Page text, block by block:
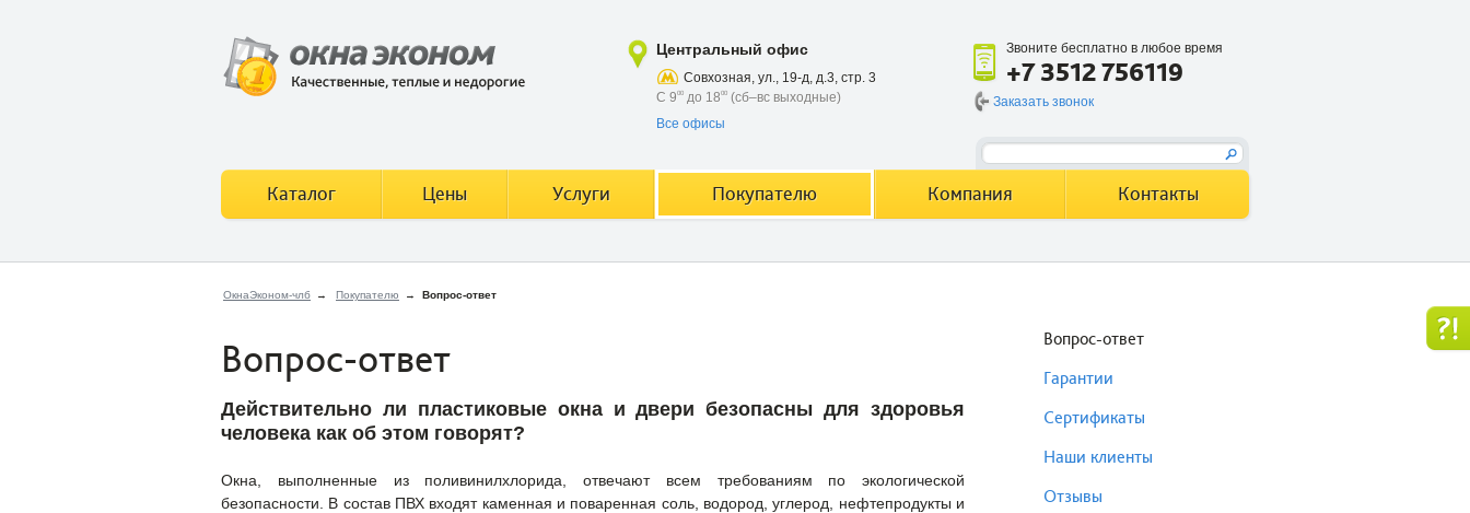
ОкнаЭконом-члб → Покупателю → Вопрос-ответ
Вопрос-ответ
Действительно ли пластиковые окна и двери безопасны для здоровья
человека как об этом говорят?
Окна, выполненные из поливинилхлорида, отвечают всем требованиям по экологической
безопасности. В состав ПВХ входят каменная и поваренная соль, водород, углерод, нефтепродукты и
Вопрос-ответ
Гарантии
Сертификаты
Наши клиенты
Отзывы
Центральный офис
Совхозная, ул., 19-д, д.3, стр. 3
С 900 до 1800 (сб–вс выходные)
Все офисы
Звоните бесплатно в любое время
+7 3512 756119
Заказать звонок
Каталог Цены Услуги Покупателю Компания Контакты